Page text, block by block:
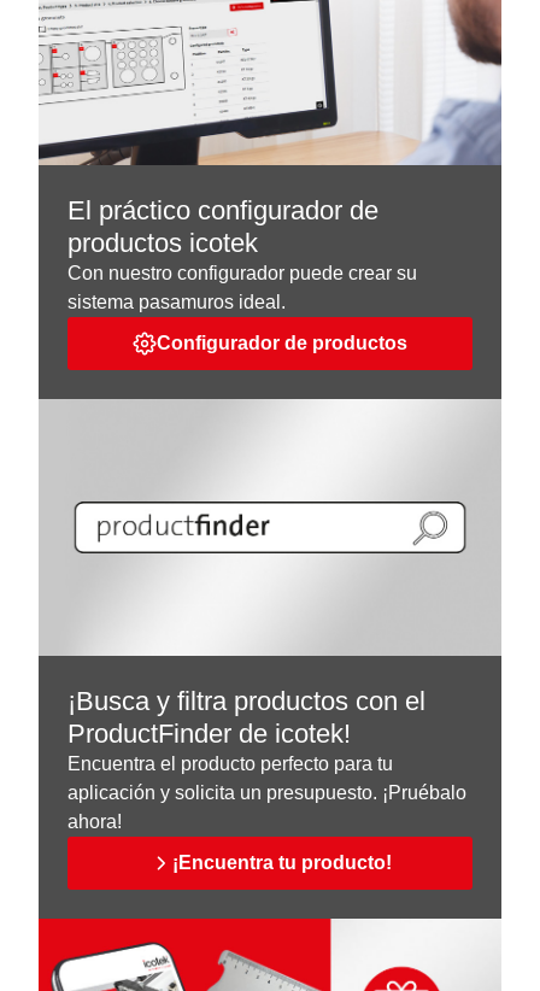
El práctico configurador de
productos icotek
Con nuestro configurador puede crear su
sistema pasamuros ideal.
Configurador de productos
¡Busca y filtra productos con el
ProductFinder de icotek!
Encuentra el producto perfecto para tu
aplicación y solicita un presupuesto. ¡Pruébalo
ahora!
¡Encuentra tu producto!